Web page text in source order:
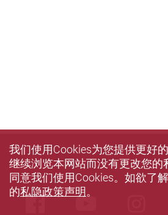
Facebook
我们使用Cookies为您提供更好
继续浏览本网站而没有更改您的
同意我们使用Cookies。如欲了
的私隐政策声明。